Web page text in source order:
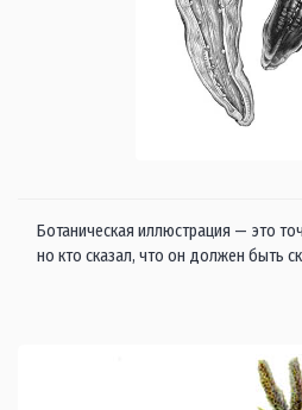
Ботаническая иллюстрация — это
но кто сказал, что он должен быть